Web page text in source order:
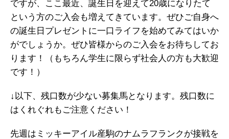
ですが、ここ最近、誕生日を迎えて20歳になりたて
という方のご入会も増えてきています。ぜひご自身へ
の誕生日プレゼントに一口ライフを始めてみてはいか
がでしょうか。ぜひ皆様からのご入会をお待ちしてお
ります！（もちろん学生に限らず社会人の方も大歓迎
です！）
↓以下、残口数が少ない募集馬となります。残口数に
はくれぐれもご注意ください！
先週はミッキーアイル産駒のナムラフランクが接戦を